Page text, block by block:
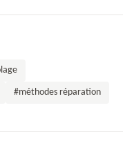
#méthodes réparation